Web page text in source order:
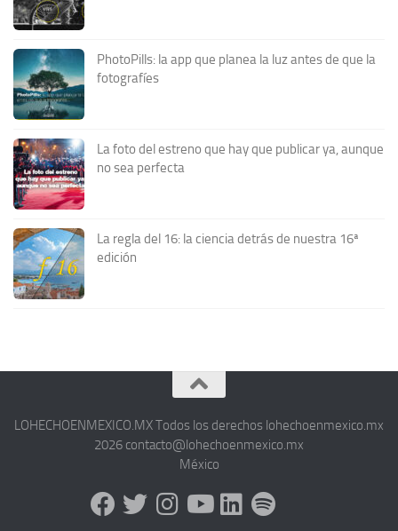
PhotoPills: la app que planea la luz antes de que la
fotografíes
La foto del estreno que hay que publicar ya, aunque
no sea perfecta
La regla del 16: la ciencia detrás de nuestra 16ª
edición
LOHECHOENMEXICO.MX Todos los derechos lohechoenmexico.mx
2026 contacto@lohechoenmexico.mx
México